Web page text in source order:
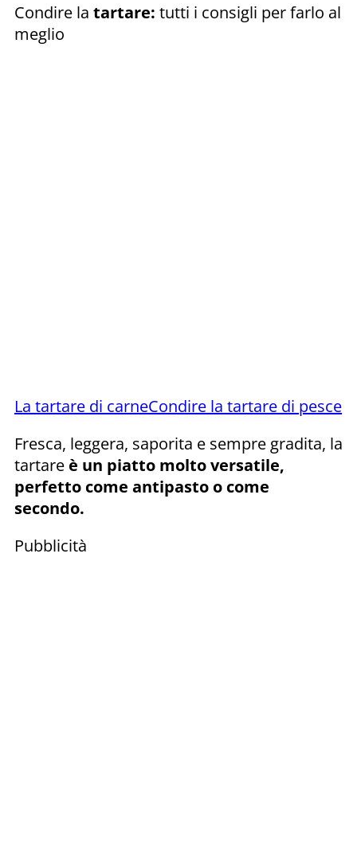
Condire la tartare: tutti i consigli per farlo al
meglio
La tartare di carneCondire la tartare di pesce
Fresca, leggera, saporita e sempre gradita, la
tartare è un piatto molto versatile,
perfetto come antipasto o come
secondo.
Pubblicità